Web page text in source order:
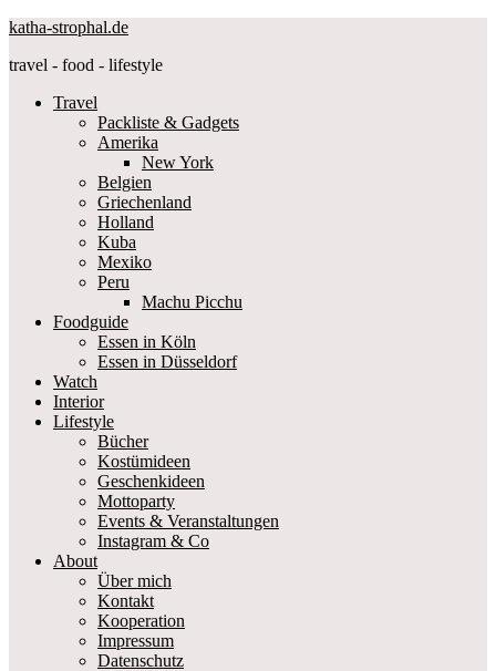
katha-strophal.de
travel - food - lifestyle
Travel
Packliste & Gadgets
Amerika
New York
Belgien
Griechenland
Holland
Kuba
Mexiko
Peru
Machu Picchu
Foodguide
Essen in Köln
Essen in Düsseldorf
Watch
Interior
Lifestyle
Bücher
Kostümideen
Geschenkideen
Mottoparty
Events & Veranstaltungen
Instagram & Co
About
Über mich
Kontakt
Kooperation
Impressum
Datenschutz